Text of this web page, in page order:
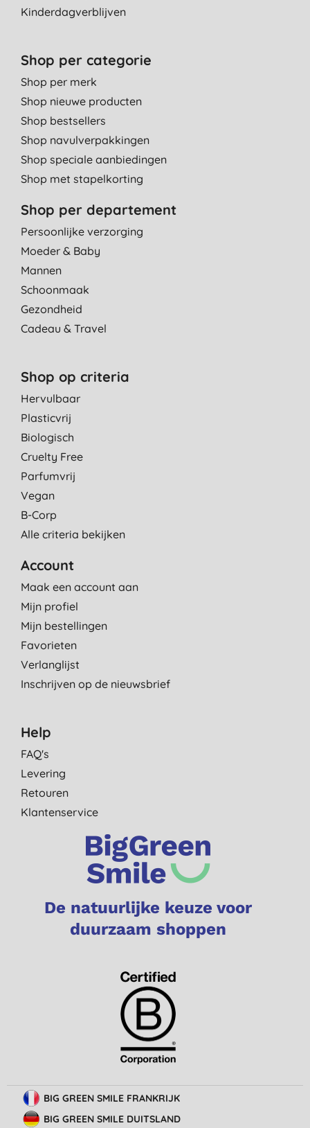
Kinderdagverblijven
Shop per categorie
Shop per merk
Shop nieuwe producten
Shop bestsellers
Shop navulverpakkingen
Shop speciale aanbiedingen
Shop met stapelkorting
Shop per departement
Persoonlijke verzorging
Moeder & Baby
Mannen
Schoonmaak
Gezondheid
Cadeau & Travel
Shop op criteria
Hervulbaar
Plasticvrij
Biologisch
Cruelty Free
Parfumvrij
Vegan
B-Corp
Alle criteria bekijken
Account
Maak een account aan
Mijn profiel
Mijn bestellingen
Favorieten
Verlanglijst
Inschrijven op de nieuwsbrief
Help
FAQ's
Levering
Retouren
Klantenservice
De natuurlijke keuze voor
duurzaam shoppen
BIG GREEN SMILE FRANKRIJK
BIG GREEN SMILE DUITSLAND